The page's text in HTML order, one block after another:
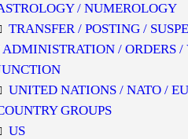
/ NUMEROLOGY
TRANSFER / POSTING /
ADMINISTRATION / ORDERS /
UNITED NATIONS / NATO /
GROUPS
US